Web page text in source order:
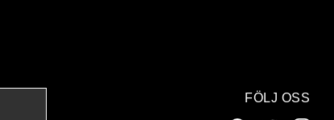
FÖLJ OSS